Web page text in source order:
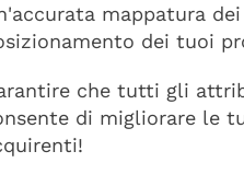
mappatura
dei tuoi
che tutti gli
di migliorare le